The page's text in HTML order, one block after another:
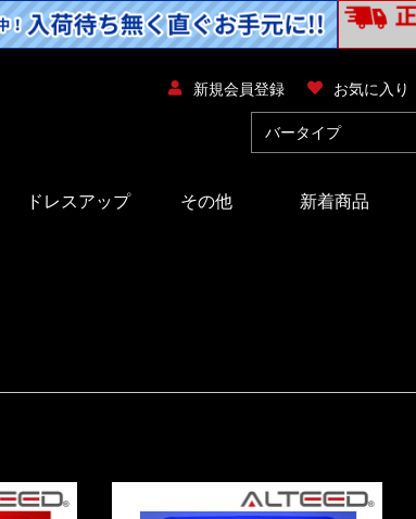
新規会員登録 お気に入り
ドレスアップ その他 新着商品